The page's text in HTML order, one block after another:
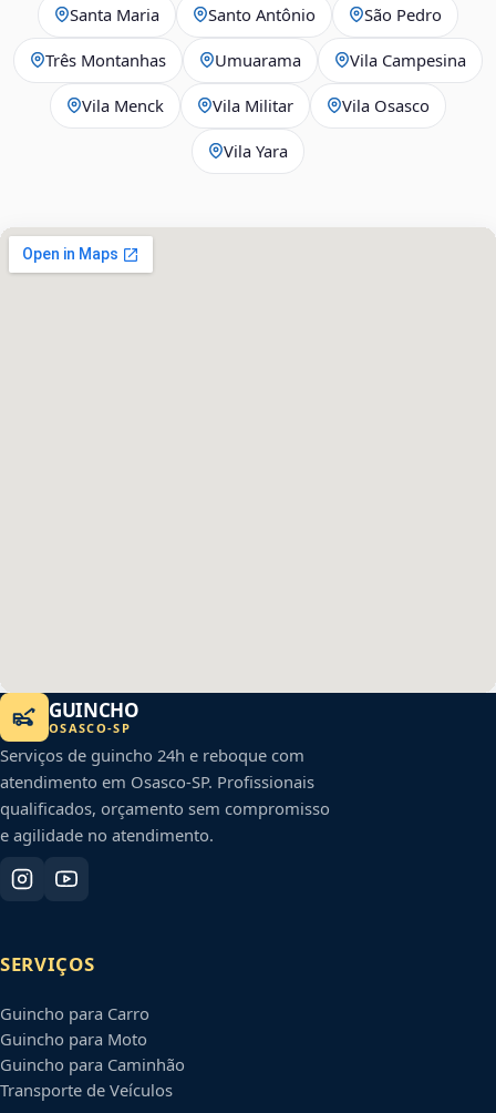
Santa Maria Santo Antônio São Pedro
Três Montanhas Umuarama Vila Campesina
Vila Menck Vila Militar Vila Osasco
Vila Yara
GUINCHO
OSASCO-SP
Serviços de guincho 24h e reboque com
atendimento em Osasco-SP. Profissionais
qualificados, orçamento sem compromisso
e agilidade no atendimento.
SERVIÇOS
Guincho para Carro
Guincho para Moto
Guincho para Caminhão
Transporte de Veículos